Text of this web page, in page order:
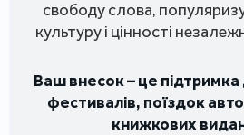
свободу слова,
культуру і цінності
Ваш внесок – це підтримка
фестивалів, поїздок
книжкових